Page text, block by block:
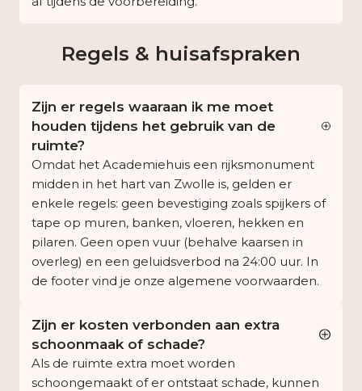
Regels & huisafspraken
Zijn er regels waaraan ik me moet
houden tijdens het gebruik van de
ruimte?
Omdat het Academiehuis een rijksmonument
midden in het hart van Zwolle is, gelden er
enkele regels: geen bevestiging zoals spijkers of
tape op muren, banken, vloeren, hekken en
pilaren. Geen open vuur (behalve kaarsen in
overleg) en een geluidsverbod na 24:00 uur. In
de footer vind je onze algemene voorwaarden.
Zijn er kosten verbonden aan extra
schoonmaak of schade?
Als de ruimte extra moet worden
schoongemaakt of er ontstaat schade, kunnen